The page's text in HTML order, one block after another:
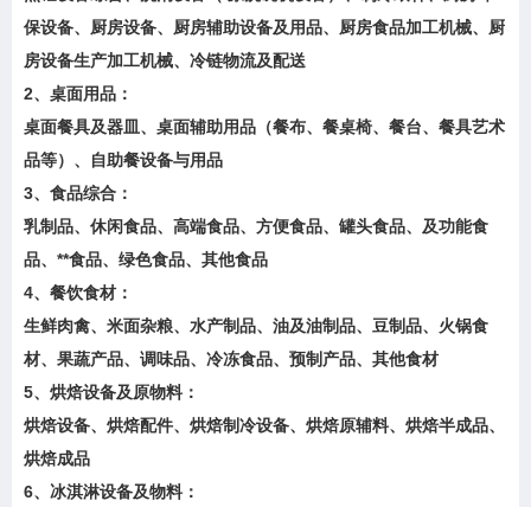
保设备、厨房设备、厨房辅助设备及用品、厨房食品加工机械、厨
房设备生产加工机械、冷链物流及配送
2、桌面用品：
桌面餐具及器皿、桌面辅助用品（餐布、餐桌椅、餐台、餐具艺术
品等）、自助餐设备与用品
3、食品综合：
乳制品、休闲食品、高端食品、方便食品、罐头食品、及功能食
品、**食品、绿色食品、其他食品
4、餐饮食材：
生鲜肉禽、米面杂粮、水产制品、油及油制品、豆制品、火锅食
材、果蔬产品、调味品、冷冻食品、预制产品、其他食材
5、烘焙设备及原物料：
烘焙设备、烘焙配件、烘焙制冷设备、烘焙原辅料、烘焙半成品、
烘焙成品
6、冰淇淋设备及物料：